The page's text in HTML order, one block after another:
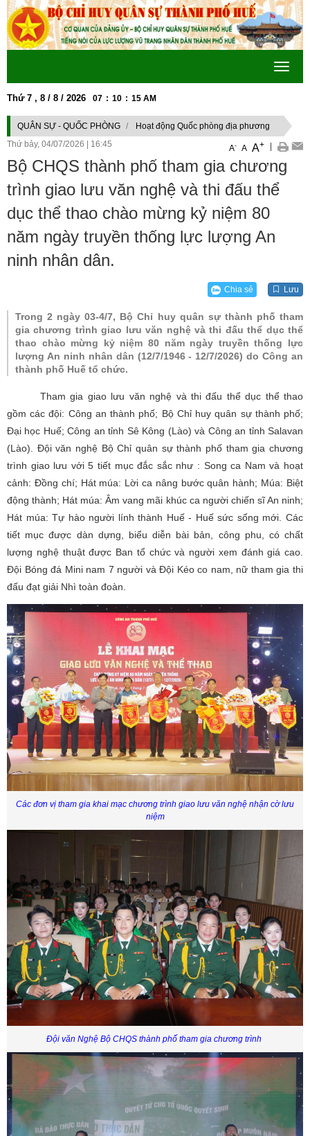
Toggle
Thứ 7 , 8 / 8 / 2026 07 : 10 : 17 AM
ĐẠO ĐỨC, PHONG CÁCH HỒ CHÍ MINH" GẮN VỚI THỰC HIỆN TỐT
QUÂN SỰ - QUỐC PHÒNG
Hoạt động Quốc phòng địa phương
Thứ bảy, 04/07/2026 | 16:45 A- A A+ |
Bộ CHQS thành phố tham gia chương
trình giao lưu văn nghệ và thi đấu thể
dục thể thao chào mừng kỷ niệm 80
năm ngày truyền thống lực lượng An
ninh nhân dân.
Chia sẻ Lưu
Trong 2 ngày 03-4/7, Bộ Chỉ huy quân sự thành phố tham
gia chương trình giao lưu văn nghệ và thi đấu thể dục thể
thao chào mừng kỷ niệm 80 năm ngày truyền thống lực
lượng An ninh nhân dân (12/7/1946 - 12/7/2026) do Công an
thành phố Huế tổ chức.
Tham gia giao lưu văn nghệ và thi đấu thể dục thể thao
gồm các đội: Công an thành phố; Bộ Chỉ huy quân sự thành phố;
Đại học Huế; Công an tỉnh Sê Kông (Lào) và Công an tỉnh Salavan
(Lào). Đội văn nghệ Bộ Chỉ quân sự thành phố tham gia chương
trình giao lưu với 5 tiết mục đắc sắc như : Song ca Nam và hoạt
cảnh: Đồng chí; Hát múa: Lời ca nâng bước quân hành; Múa: Biệt
động thành; Hát múa: Âm vang mãi khúc ca người chiến sĩ An ninh;
Hát múa: Tự hào người lính thành Huế - Huế sức sống mới. Các
tiết mục được dàn dựng, biểu diễn bài bản, công phu, có chất
lượng nghệ thuật được Ban tổ chức và người xem đánh giá cao.
Đội Bóng đá Mini nam 7 người và Đội Kéo co nam, nữ tham gia thi
đấu đạt giải Nhì toàn đoàn.
Các đơn vị tham gia khai mạc chương trình giao lưu văn nghệ nhận cờ lưu
niệm
Đội văn Nghệ Bộ CHQS thành phố tham gia chương trình